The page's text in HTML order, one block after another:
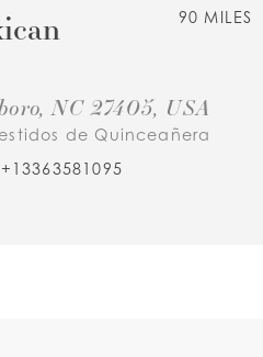
90 MILES
NC 27405, USA
de Quinceañera
+13363581095